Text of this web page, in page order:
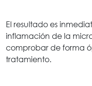
El resultado es
inflamación de la
comprobar de forma
tratamiento.